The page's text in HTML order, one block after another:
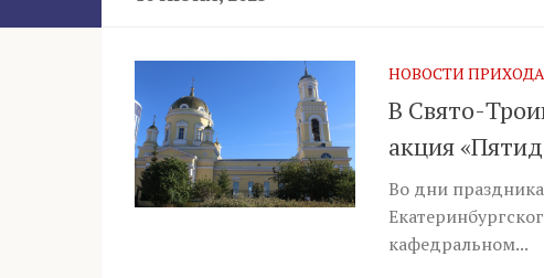
НОВОСТИ ПРИХОДА
В Свято-
акция
Во дни
кафедральном...